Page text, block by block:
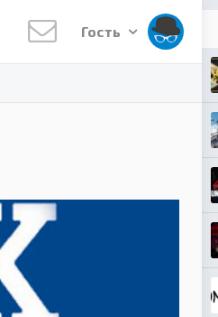
Гость